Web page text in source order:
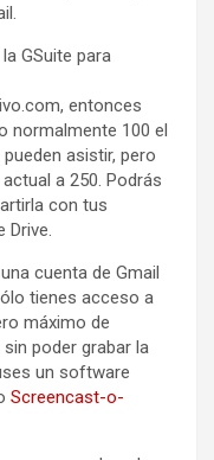
GSuite para
entonces
normalmente 100 el
asistir, pero
a 250. Podrás
con tus
Drive.
cuenta de Gmail
tienes acceso a
máximo de
poder grabar la
un software
Screencast-o-